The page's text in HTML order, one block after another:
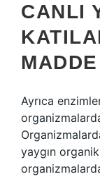
CANLI
Ayrıca
yaygın